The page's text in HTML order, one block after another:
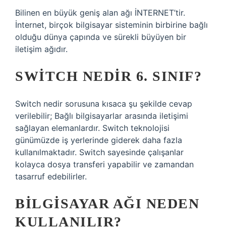
Bilinen en büyük geniş alan ağı İNTERNET’tir.
İnternet, birçok bilgisayar sisteminin birbirine bağlı
olduğu dünya çapında ve sürekli büyüyen bir
iletişim ağıdır.
SWITCH NEDIR 6. SINIF?
Switch nedir sorusuna kısaca şu şekilde cevap
verilebilir; Bağlı bilgisayarlar arasında iletişimi
sağlayan elemanlardır. Switch teknolojisi
günümüzde iş yerlerinde giderek daha fazla
kullanılmaktadır. Switch sayesinde çalışanlar
kolayca dosya transferi yapabilir ve zamandan
tasarruf edebilirler.
BILGISAYAR AĞI NEDEN
KULLANILIR?